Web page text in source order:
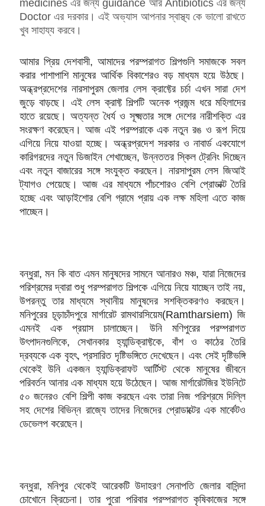
medicines এর জন্য guidance আর Antibiotics এর জন্য
Doctor এর দরকার। এই অভ্যাস আপনার স্বাস্থ্য কে ভালো রাখতে
খুব সাহায্য করবে।
আমার প্রিয় দেশবাসী, আমাদের পরম্পরাগত শিল্পগুলি সমাজকে সবল
করার পাশাপাশি মানুষের আর্থিক বিকাশেরও বড় মাধ্যম হয়ে উঠছে।
অন্ধ্রপ্রদেশের নারসাপুরম জেলার লেস ক্রাফ্টের চর্চা এখন সারা দেশ
জুড়ে বাড়ছে। এই লেস ক্রাফ্ট শিল্পটি অনেক প্রজন্ম ধরে মহিলাদের
হাতে রয়েছে। অত্যন্ত ধৈর্য ও সূক্ষ্মতার সঙ্গে দেশের নারীশক্তি এর
সংরক্ষণ করেছেন। আজ এই পরম্পরাকে এক নতুন রঙ ও রূপ দিয়ে
এগিয়ে নিয়ে যাওয়া হচ্ছে। অন্ধ্রপ্রদেশ সরকার ও নাবার্ড একযোগে
কারিগরদের নতুন ডিজাইন শেখাচ্ছেন, উন্নততর স্কিল ট্রেনিং দিচ্ছেন
এবং নতুন বাজারের সঙ্গে সংযুক্ত করছেন। নারসাপুরম লেস জিআই
ট্যাগও পেয়েছে। আজ এর মাধ্যমে পাঁচশোরও বেশি প্রোডাক্ট তৈরি
হচ্ছে এবং আড়াইশোর বেশি গ্রামে প্রায় এক লক্ষ মহিলা এতে কাজ
পাচ্ছেন।
বন্ধুরা, মন কি বাত এমন মানুষদের সামনে আনারও মঞ্চ, যারা নিজেদের
পরিশ্রমের দ্বারা শুধু পরম্পরাগত শিল্পকে এগিয়ে নিয়ে যাচ্ছেন তাই নয়,
উপরন্তু তার মাধ্যমে স্থানীয় মানুষদের সশক্তিকরণও করছেন।
মনিপুরের চূড়াচাঁদপুরে মার্গারেট রামথারসিয়েম(Ramtharsiem) জি
এমনই এক প্রয়াস চালাচ্ছেন। উনি মণিপুরের পরম্পরাগত
উৎপাদনগুলিকে, সেখানকার হ্যান্ডিক্রাফ্টকে, বাঁশ ও কাঠের তৈরি
দ্রব্যকে এক বৃহৎ, প্রসারিত দৃষ্টিভঙ্গিতে দেখেছেন। এবং সেই দৃষ্টিভঙ্গি
থেকেই উনি একজন হ্যান্ডিক্রাফট আর্টিস্ট থেকে মানুষের জীবনে
পরিবর্তন আনার এক মাধ্যম হয়ে উঠেছেন। আজ মার্গারেটজির ইউনিটে
৫০ জনেরও বেশি শিল্পী কাজ করছেন এবং তারা নিজ পরিশ্রমে দিল্লি
সহ দেশের বিভিন্ন রাজ্যে তাদের নিজেদের প্রোডাক্টের এক মার্কেটও
ডেভেলপ করেছেন।
বন্ধুরা, মনিপুর থেকেই আরেকটি উদাহরণ সেনাপতি জেলার বাসিন্দা
চোখোনে ক্রিচেনা। তার পুরো পরিবার পরম্পরাগত কৃষিকাজের সঙ্গে